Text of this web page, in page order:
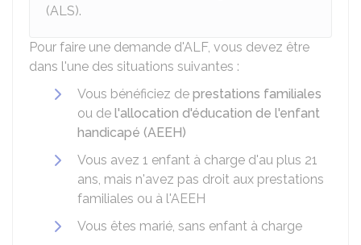
(ALS).
Pour faire une demande d'ALF, vous devez être
dans l'une des situations suivantes :
Vous bénéficiez de prestations familiales
ou de l'allocation d'éducation de l'enfant
handicapé (AEEH)
Vous avez 1 enfant à charge d'au plus 21
ans, mais n'avez pas droit aux prestations
familiales ou à l'AEEH
Vous êtes marié, sans enfant à charge